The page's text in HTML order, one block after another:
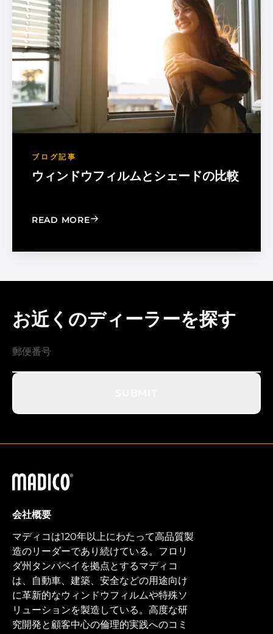
ブログ記事
ウィンドウフィルムとシェードの比較
READ MORE: WINDOW FILM VS. WINDOW
お近くのディーラーを探す
マディコ
会社概要
マディコは120年以上にわたって高品質製
造のリーダーであり続けている。フロリ
ダ州タンパベイを拠点とするマディコ
は、自動車、建築、安全などの用途向け
に革新的なウィンドウフィルムや特殊ソ
リューションを製造している。高度な研
究開発と顧客中心の倫理的実践へのコミ